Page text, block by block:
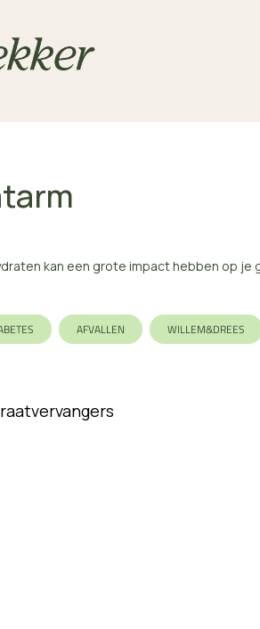
kan een grote impact hebben op
AFVALLEN WILLEM&DREES